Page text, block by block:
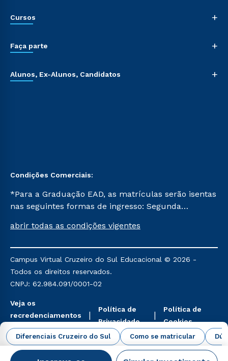
Diferenciais Cruzeiro do Sul Como se matricular
Cursos +
Faça parte +
Alunos, Ex-Alunos, Candidatos +
Condições Comerciais:
*Para a Graduação EAD, as matrículas serão isentas
nas seguintes formas de ingresso: Segunda
Já para as demais, a taxa de matrícula será de R$
mencionadas são referentes aos cursos: Ensino
Religioso, Geografia para a Docência e Metodologia
do Ensino de História: Questões Atuais.
abrir todas as condições vigentes
Campus Virtual Cruzeiro do Sul Educacional © 2026 -
Todos os direitos reservados.
CNPJ: 62.984.091/0001-02
Veja os
recredenciamentos
aqui
Política de
Privacidade
Política de
Cookies